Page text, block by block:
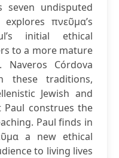
seven undisputed
πνεῦμα’s
initial ethical
to a more mature
Córdova
traditions,
Jewish and
Paul construes the
Paul finds in
a new ethical
to living lives